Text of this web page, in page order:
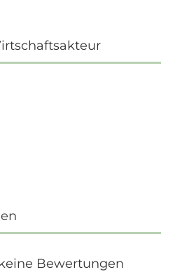
Bewertungen